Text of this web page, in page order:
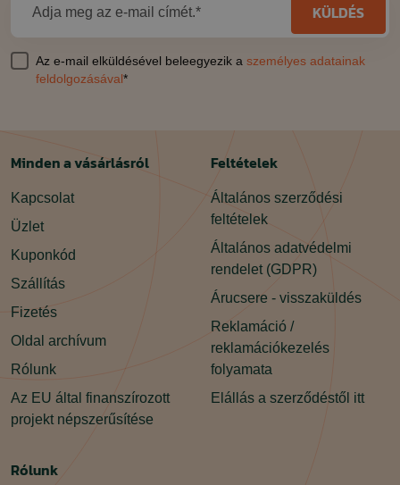
Adja meg az e-mail címét.* KÜLDÉS
Az e-mail elküldésével beleegyezik a személyes adatainak
feldolgozásával*
Minden a vásárlásról
Kapcsolat
Üzlet
Kuponkód
Szállítás
Fizetés
Oldal archívum
Rólunk
Az EU által finanszírozott
projekt népszerűsítése
Feltételek
Általános szerződési
feltételek
Általános adatvédelmi
rendelet (GDPR)
Árucsere - visszaküldés
Reklamáció /
reklamációkezelés
folyamata
Elállás a szerződéstől itt
Rólunk